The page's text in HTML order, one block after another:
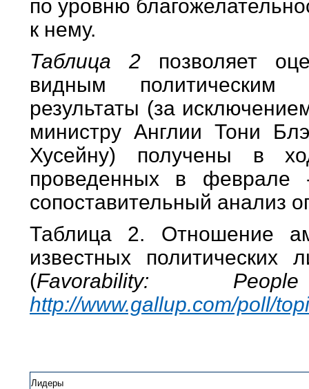
по уровню
к нему.
Таблица 2позволяет
видным политическим
результаты (за
министру Англии Тони
Хусейну) получены в
проведенных в
сопоставительный анализ
Таблица 2. Отношение
известных
(Favorability:
http://www.gallup.com/poll/
Лидеры